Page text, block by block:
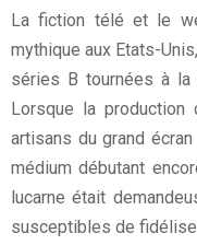
La fiction télé et le
mythique aux Etats-
séries B tournées à la
Lorsque la production
artisans du grand
médium débutant
lucarne était
susceptibles de